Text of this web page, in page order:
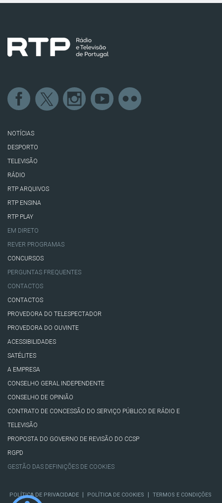
NOTÍCIAS
DESPORTO
TELEVISÃO
RÁDIO
RTP ARQUIVOS
RTP ENSINA
RTP PLAY
EM DIRETO
REVER PROGRAMAS
CONCURSOS
PERGUNTAS FREQUENTES
CONTACTOS
CONTACTOS
PROVEDORA DO TELESPECTADOR
PROVEDORA DO OUVINTE
ACESSIBILIDADES
SATÉLITES
A EMPRESA
CONSELHO GERAL INDEPENDENTE
CONSELHO DE OPINIÃO
CONTRATO DE CONCESSÃO DO SERVIÇO PÚBLICO DE RÁDIO E
TELEVISÃO
PROPOSTA DO GOVERNO DE REVISÃO DO CCSP
RGPD
GESTÃO DAS DEFINIÇÕES DE COOKIES
POLÍTICA DE PRIVACIDADE POLÍTICA DE COOKIES TERMOS E CONDIÇÕES